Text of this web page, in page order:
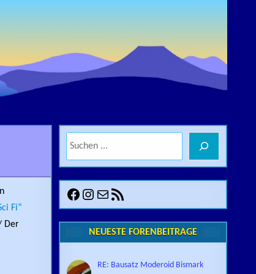
Fi“
Der
Facebook
Instagram
E-MailRSS-Feed
NEUESTE FORENBEITRÄGE
RE: Bausatz Moderoid Bismark